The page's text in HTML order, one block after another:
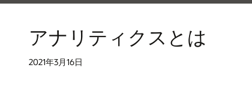
アナリティクスとは
2021年3月16日